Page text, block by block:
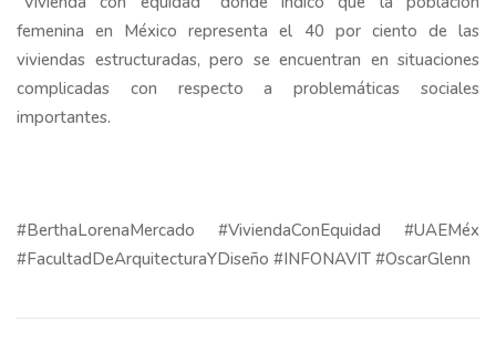
femenina en México representa el 40 por ciento de las
viviendas estructuradas, pero se encuentran en situaciones
complicadas con respecto a problemáticas sociales
importantes.
#BerthaLorenaMercado #ViviendaConEquidad #UAEMéx
#FacultadDeArquitecturaYDiseño #INFONAVIT #OscarGlenn